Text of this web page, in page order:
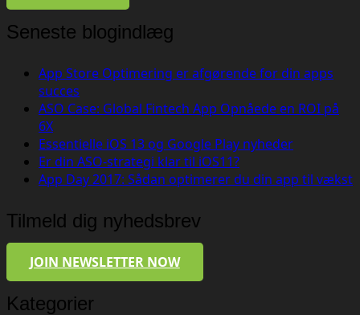
Seneste blogindlæg
App Store Optimering er afgørende for din apps
succes
ASO Case: Global Fintech App Opnåede en ROI på
6X
Essentielle iOS 13 og Google Play nyheder
Er din ASO-strategi klar til iOS11?
App Day 2017: Sådan optimerer du din app til vækst
Tilmeld dig nyhedsbrev
JOIN NEWSLETTER NOW
Kategorier